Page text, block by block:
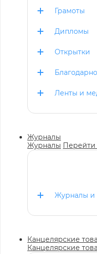
Грамоты
Дипломы
Открытки
Ленты и
Журналы
Журналы Перейти
Журналы и
Канцелярские
Канцелярские